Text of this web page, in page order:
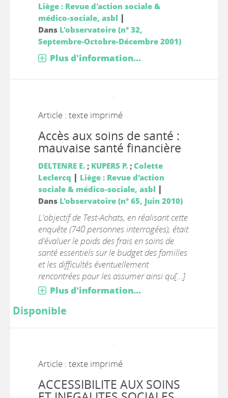
Liège : Revue d'action sociale &
médico-sociale, asbl |
Dans L'observatoire (n° 32,
Septembre-Octobre-Décembre 2001)
Plus d'information...
Article : texte imprimé
Accès aux soins de santé :
mauvaise santé financière
DELTENRE E.; KUPERS P.; Colette
Leclercq | Liège : Revue d'action
sociale & médico-sociale, asbl |
Dans L'observatoire (n° 65, Juin 2010)
L'objectif de Test-Achats, en réalisant cette
enquête (740 personnes interrogées), était
d'évaluer le poids des frais en soins de
santé essentiels sur le budget des familles
et les difficultés éventuellement
rencontrées pour les assumer ainsi qu[...]
Plus d'information...
Disponible
Article : texte imprimé
ACCESSIBILITE AUX SOINS